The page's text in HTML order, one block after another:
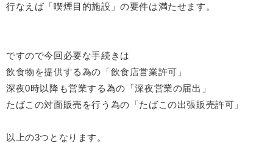
行なえば「喫煙目的施設」の要件は満たせます。
ですので今回必要な手続きは
飲食物を提供する為の「飲食店営業許可」
深夜0時以降も営業する為の「深夜営業の届出」
たばこの対面販売を行う為の「たばこの出張販売許可」
以上の3つとなります。